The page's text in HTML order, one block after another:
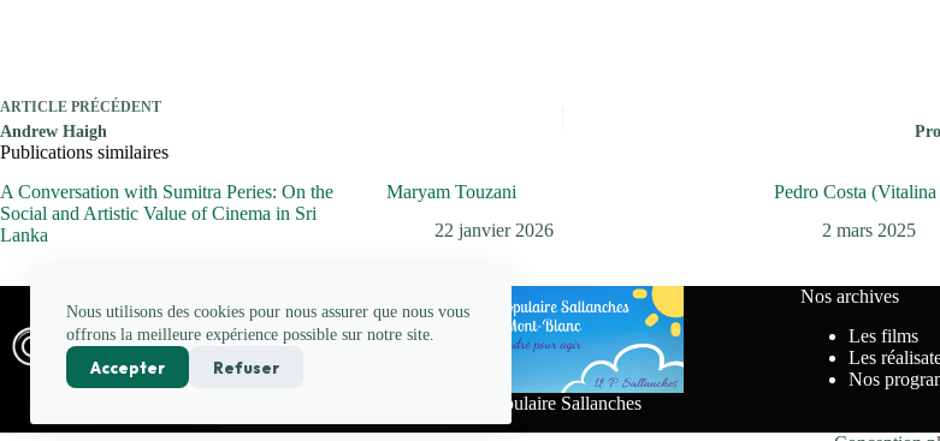
Nous utilisons des cookies pour nous assurer que nous vous
offrons la meilleure expérience possible sur notre site.
Accepter Refuser
ARTICLE PRÉCÉDENT
Andrew Haigh
Publications similaires
A Conversation with Sumitra Peries: On the
Social and Artistic Value of Cinema in Sri
Lanka
Maryam Touzani
22 janvier 2026
Pedro Costa (Vitalina
2 mars 2025
Université Populaire Sallanches
Nos archives
Les films
Les
Nos